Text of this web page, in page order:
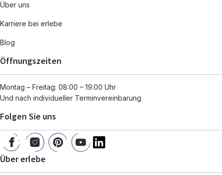
Über uns
Karriere bei erlebe
Blog
Öffnungszeiten
Montag – Freitag: 08:00 – 19:00 Uhr
Und nach individueller Terminvereinbarung
Folgen Sie uns
Über erlebe